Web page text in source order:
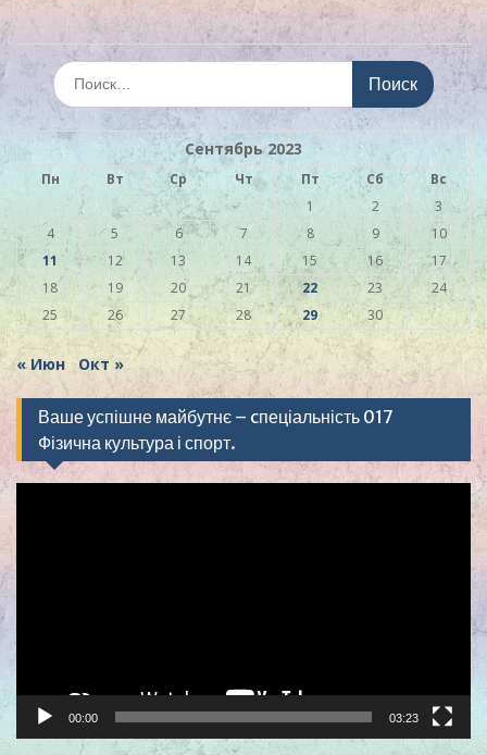
Искать:
Сентябрь 2023
Пн Вт Ср Чт Пт Сб
Вс
1
2
3
4
5 6 7 8 9
10
11
12 13 14 15 16
17
18
19 20 21 22 23
24
25
26 27 28 29 30
« Июн Окт »
Ваше успішне майбутнє – cпеціальність 017
Фізична культура і спорт.
00:00 03:23